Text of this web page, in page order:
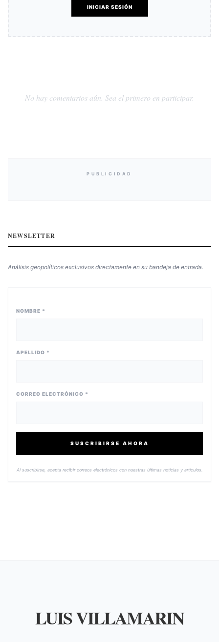
INICIAR SESIÓN
No hay comentarios aún. Sea el primero en participar.
PUBLICIDAD
NEWSLETTER
Análisis geopolíticos exclusivos directamente en su bandeja de entrada.
NOMBRE *
APELLIDO *
CORREO ELECTRÓNICO *
SUSCRIBIRSE AHORA
Al suscribirse, acepta recibir correos electrónicos con nuestras últimas noticias y artículos.
LUIS VILLAMARIN